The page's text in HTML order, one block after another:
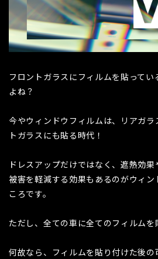
フロントガラスにフィルムを貼って
よね？
今やウィンドウフィルムは、リアガ
トガラスにも貼る時代！
ドレスアップだけではなく、遮熱効
被害を軽減する効果もあるのがウィ
ころです。
ただし、全ての車に全てのフィルムを
何故なら、フィルムを貼り付けた後